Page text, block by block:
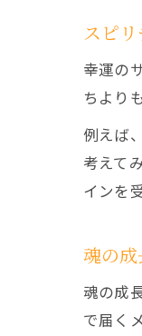
スピ
幸運の
ちより
例えば
考えて
インを
魂の
魂の成
で届く